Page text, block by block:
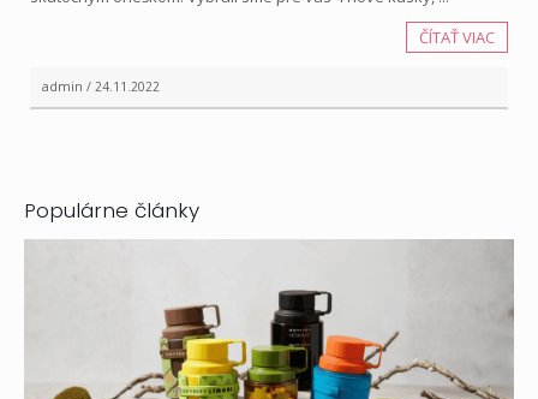
ČÍTAŤ VIAC
admin / 24.11.2022
Populárne články